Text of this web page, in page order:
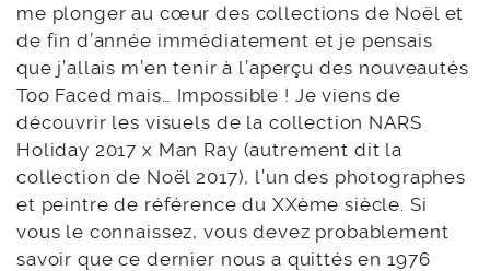
me plonger au cœur des collections de Noël et
de fin d’année immédiatement et je pensais
que j’allais m’en tenir à l’aperçu des nouveautés
Too Faced mais… Impossible ! Je viens de
découvrir les visuels de la collection NARS
Holiday 2017 x Man Ray (autrement dit la
collection de Noël 2017), l’un des photographes
et peintre de référence du XXème siècle. Si
vous le connaissez, vous devez probablement
savoir que ce dernier nous a quittés en 1976